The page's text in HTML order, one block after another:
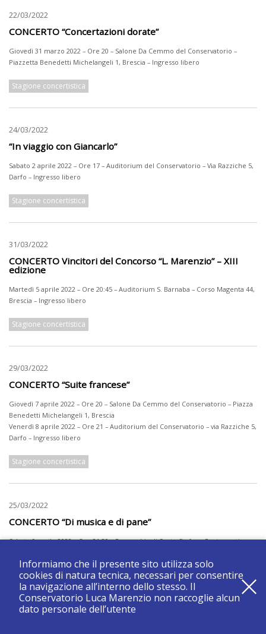
22/03/2022
CONCERTO “Concertazioni dorate”
Giovedì 31 marzo 2022 – Ore 20 – Salone Da Cemmo del Conservatorio –
Piazzetta Benedetti Michelangeli 1, Brescia – Ingresso libero
Stagione concertistica
24/03/2022
“In viaggio con Giancarlo”
Sabato 2 aprile 2022 – Ore 17 – Auditorium del Conservatorio – Via Razziche 5,
Darfo – Ingresso libero
Stagione concertistica
31/03/2022
CONCERTO Vincitori del Concorso “L. Marenzio” – XIII
edizione
Martedì 5 aprile 2022 – Ore 20:45 – Auditorium S. Barnaba – Corso Magenta 44,
Brescia – Ingresso libero
Stagione concertistica
29/03/2022
CONCERTO “Suite francese”
Giovedì 7 aprile 2022 – Ore 20 – Salone Da Cemmo del Conservatorio – Piazza
Benedetti Michelangeli 1, Brescia
Venerdì 8 aprile 2022 – Ore 21 – Auditorium del Conservatorio – via Razziche 5,
Darfo – Ingresso libero
Stagione concertistica
25/03/2022
CONCERTO “Di musica e di pane”
Sabato 9 aprile 2022 – Ore 21:30 – Parrocchia di Santo Stefano Protomartire,
Stagione concertistica
Informiamo che il presente sito utilizza solo
cookies di natura tecnica, necessari per consentire
la navigazione all’interno dello stesso. Il
Conservatorio Luca Marenzio non raccoglie alcun
dato personale dell’utente